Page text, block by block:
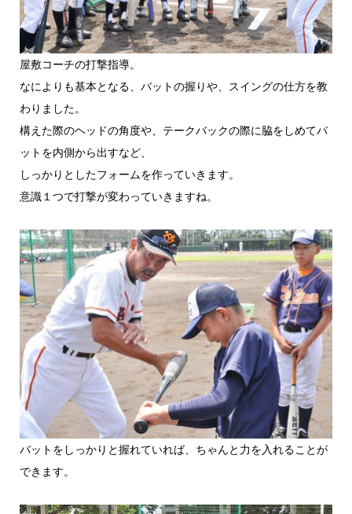
屋敷コーチの打撃指導。
なによりも基本となる、バットの握りや、スイングの仕方を教
わりました。
構えた際のヘッドの角度や、テークバックの際に脇をしめてバ
ットを内側から出すなど、
しっかりとしたフォームを作っていきます。
意識１つで打撃が変わっていきますね。
バットをしっかりと握れていれば、ちゃんと力を入れることが
できます。